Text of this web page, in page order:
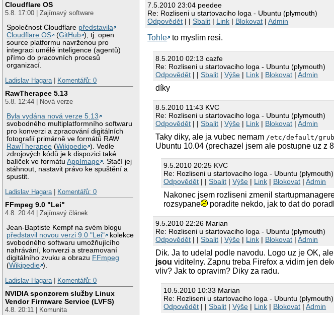
Cloudflare OS
5.8. 17:00 | Zajímavý software
Společnost Cloudflare představila
Cloudflare OS
(GitHub ), tj. open
source platformu navrženou pro
integraci umělé inteligence (agentů)
přímo do pracovních procesů
organizací.
Ladislav Hagara
Komentářů: 0
RawTherapee 5.13
5.8. 12:44 | Nová verze
Byla vydána nová verze 5.13
svobodného multiplatformního softwaru
pro konverzi a zpracování digitálních
fotografií primárně ve formátů RAW
RawTherapee (Wikipedie ). Vedle
zdrojových kódů je k dispozici také
balíček ve formátuAppImage . Stačí jej
stáhnout, nastavit právo ke spuštění a
spustit.
Ladislav Hagara
Komentářů: 0
FFmpeg 9.0 "Lei"
4.8. 20:44 | Zajímavý článek
Jean-Baptiste Kempf na svém blogu
představil novou verzi 9.0 "Lei"
kolekce
svobodného softwaru umožňujícího
nahrávání, konverzi a streamovaní
digitálního zvuku a obrazu FFmpeg
(Wikipedie ).
Ladislav Hagara
Komentářů: 0
NVIDIA sponzorem služby Linux
Vendor Firmware Service (LVFS)
4.8. 20:11 | Komunita
7.5.2010 23:04 peedee
Re: Rozliseni u startovaciho loga - Ubuntu (plymouth)
Odpovědět | |Sbalit | Link | Blokovat |Admin
Tohle to myslim resi.
8.5.2010 02:13 cazfe
Re: Rozliseni u startovaciho loga - Ubuntu (plymouth)
Odpovědět | |Sbalit |Výše | Link | Blokovat |Admin
díky
8.5.2010 11:43 KVC
Re: Rozliseni u startovaciho loga - Ubuntu (plymouth)
Odpovědět | |Sbalit |Výše | Link | Blokovat |Admin
Taky diky, ale ja vubec nemam /etc/default/grub
Ubuntu 10.04 (prechazel jsem ale postupne uz z
9.5.2010 20:25 KVC
Re: Rozliseni u startovaciho loga - Ubuntu (plymouth)
Odpovědět | |Sbalit |Výše | Link | Blokovat |Admin
Nakonec jsem rozliseni zmenil
rozsypane
poradite nekdo, jak to dat do
9.5.2010 22:26 Marian
Re: Rozliseni u startovaciho loga - Ubuntu (plymouth)
Odpovědět | |Sbalit |Výše | Link | Blokovat |Admin
Dik. Ja to udelal podle navodu. Logo uz je OK,
jsou viditelny. Zapnu treba Firefox a vidim jen
vliv? Jak to opravim? Diky za radu.
10.5.2010 10:33 Marian
Re: Rozliseni u startovaciho loga - Ubuntu (plymouth)
Odpovědět | |Sbalit |Výše | Link | Blokovat |Admin